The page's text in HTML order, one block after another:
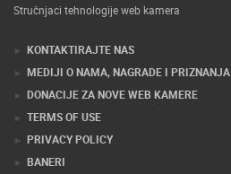
Stručnjaci tehnologije web kamera
KONTAKTIRAJTE NAS
MEDIJI O NAMA, NAGRADE I PRIZNANJA
DONACIJE ZA NOVE WEB KAMERE
TERMS OF USE
PRIVACY POLICY
BANERI